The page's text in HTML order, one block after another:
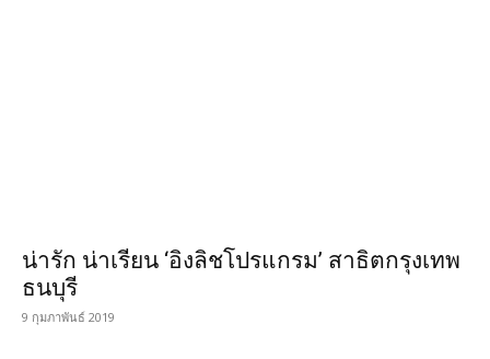
น่ารัก น่าเรียน ‘อิงลิชโปรแกรม’ สาธิตกรุงเทพ
ธนบุรี
9 กุมภาพันธ์ 2019